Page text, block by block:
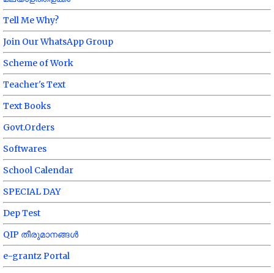
Tell Me Why?
Join Our WhatsApp Group
Scheme of Work
Teacher's Text
Text Books
Govt.Orders
Softwares
School Calendar
SPECIAL DAY
Dep Test
QIP തീരുമാനങ്ങൾ
e-grantz Portal